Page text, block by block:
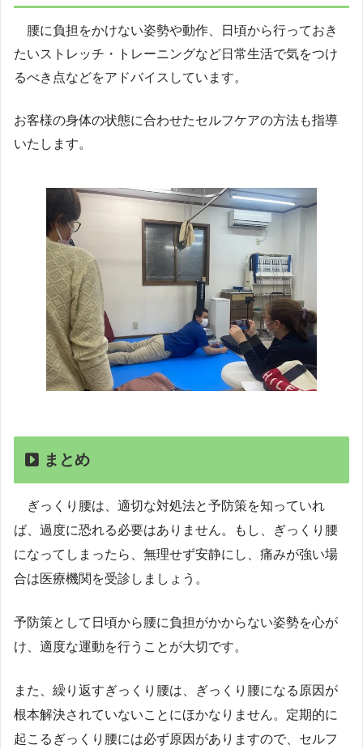
腰に負担をかけない姿勢や動作、日頃から行っておき
たいストレッチ・トレーニングなど日常生活で気をつけ
るべき点などをアドバイスしています。
お客様の身体の状態に合わせたセルフケアの方法も指導
いたします。
まとめ
ぎっくり腰は、適切な対処法と予防策を知っていれ
ば、過度に恐れる必要はありません。もし、ぎっくり腰
になってしまったら、無理せず安静にし、痛みが強い場
合は医療機関を受診しましょう。
予防策として日頃から腰に負担がかからない姿勢を心が
け、適度な運動を行うことが大切です。
また、繰り返すぎっくり腰は、ぎっくり腰になる原因が
根本解決されていないことにほかなりません。定期的に
起こるぎっくり腰には必ず原因がありますので、セルフ